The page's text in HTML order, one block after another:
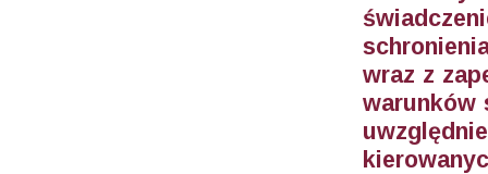
wraz z
warunków